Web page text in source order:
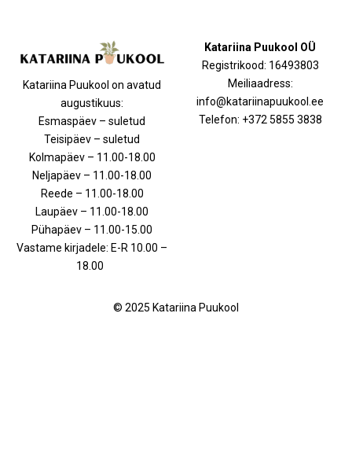
Katariina Puukool on avatud
augustikuus:
Esmaspäev – suletud
Teisipäev – suletud
Kolmapäev – 11.00-18.00
Neljapäev – 11.00-18.00
Reede – 11.00-18.00
Laupäev – 11.00-18.00
Pühapäev – 11.00-15.00
Vastame kirjadele: E-R 10.00 –
18.00
Katariina Puukool OÜ
Registrikood: 16493803
Meiliaadress:
info@katariinapuukool.ee
Telefon: +372 5855 3838
© 2025 Katariina Puukool